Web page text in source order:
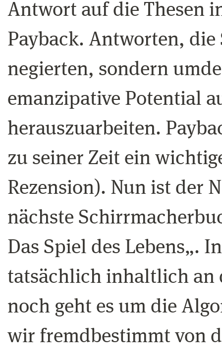
Antwort auf die Thesen
Payback. Antworten,
negierten, sondern
emanzipative Potential
herauszuarbeiten.
zu seiner Zeit ein
Rezension). Nun ist der
nächste
Das Spiel des Lebens„.
tatsächlich inhaltlich an
noch geht es um die
wir fremdbestimmt von